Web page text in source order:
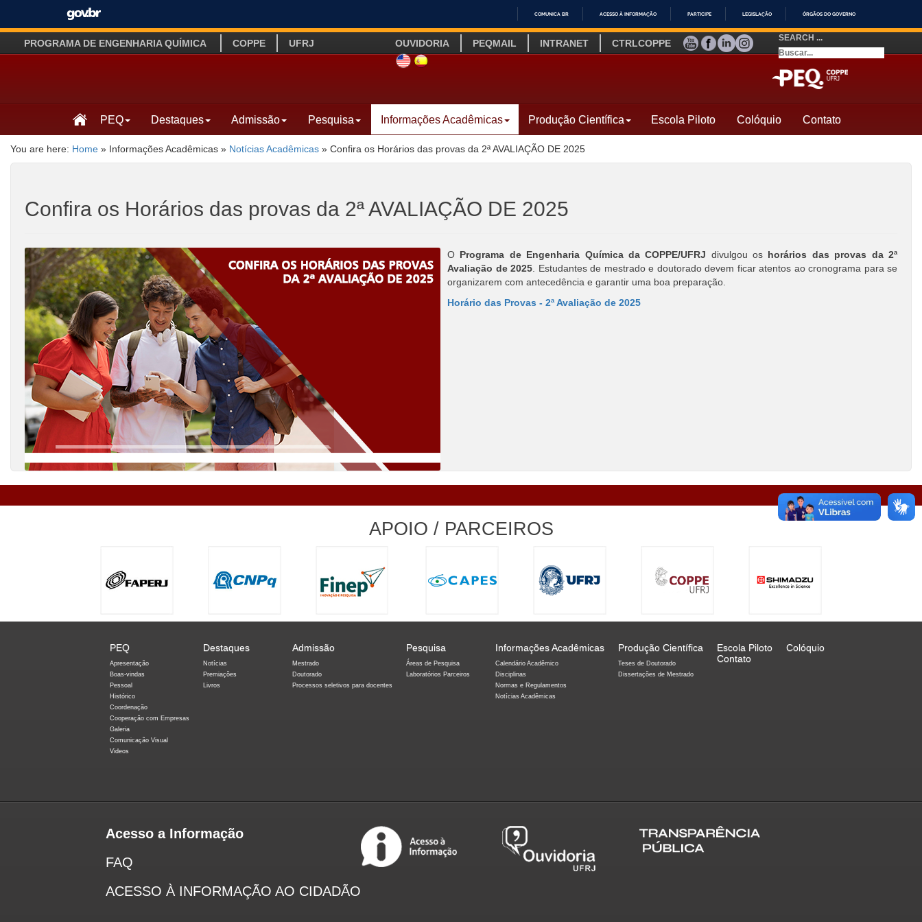
IR
O
COMUNICA BR ACESSO À INFORMAÇÃO PARTICIPE LEGISLAÇÃO ÓRGÃOS DO GOVERNO
PROGRAMA DE ENGENHARIA QUÍMICA COPPE UFRJ OUVIDORIA PEQMAIL INTRANET CTRLCOPPE YOUTUBE
FACEBOOK
LINKEDIN
INSTAGRAM
SITE INGLÊS
LINK SITE ESPANHOL
SEARCH ...
PEQ Destaques Admissão Pesquisa Informações Acadêmicas Produção Científica Escola Piloto Colóquio Contato
You are here: Home » Informações Acadêmicas » Notícias Acadêmicas » Confira os Horários das provas da 2ª AVALIAÇÃO DE 2025
Confira os Horários das provas da 2ª AVALIAÇÃO DE 2025
O Programa de Engenharia Química da COPPE/UFRJ divulgou os horários das provas da 2ª
Avaliação de 2025 . Estudantes de mestrado e doutorado devem ficar atentos ao cronograma para se
organizarem com antecedência e garantir uma boa preparação.
Horário das Provas - 2ª Avaliação de 2025
APOIO / PARCEIROS
PEQ
Apresentação
Boas-vindas
Pessoal
Histórico
Coordenação
Cooperação com Empresas
Galeria
Comunicação Visual
Videos
Destaques
Notícias
Premiações
Livros
Admissão
Mestrado
Doutorado
Processos seletivos para docentes
Pesquisa
Áreas de Pesquisa
Laboratórios Parceiros
Informações Acadêmicas
Calendário Acadêmico
Disciplinas
Normas e Regulamentos
Notícias Acadêmicas
Produção Científica
Teses de Doutorado
Dissertações de Mestrado
Escola Piloto
Colóquio
Contato
Acesso a Informação
FAQ
ACESSO À INFORMAÇÃO AO CIDADÃO